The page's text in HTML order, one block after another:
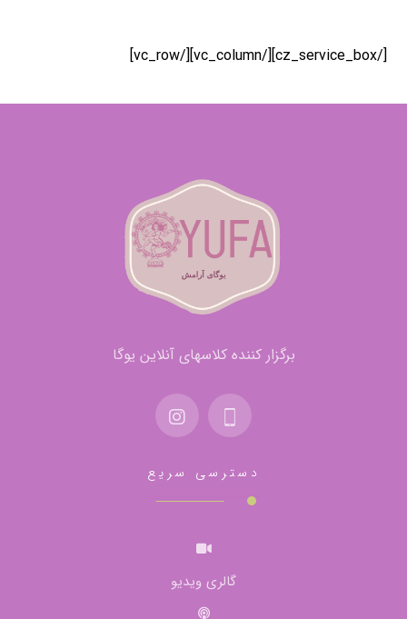
[/cz_service_box][/vc_column][/vc_row]
برگزار کننده کلاسهای آنلاین یوگا
دسترسی سریع
گالری ویدیو